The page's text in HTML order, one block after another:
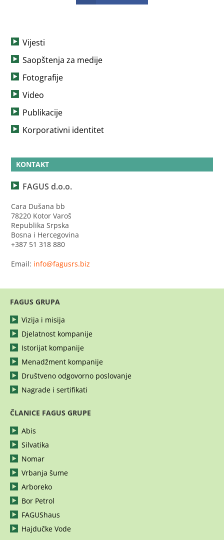
Vijesti
Saopštenja za medije
Fotografije
Video
Publikacije
Korporativni identitet
KONTAKT
FAGUS d.o.o.
Cara Dušana bb
78220 Kotor Varoš
Republika Srpska
Bosna i Hercegovina
+387 51 318 880
Email: info@fagusrs.biz
FAGUS GRUPA
Vizija i misija
Djelatnost kompanije
Istorijat kompanije
Menadžment kompanije
Društveno odgovorno poslovanje
Nagrade i sertifikati
ČLANICE FAGUS GRUPE
Abis
Silvatika
Nomar
Vrbanja šume
Arboreko
Bor Petrol
FAGUShaus
Hajdučke Vode